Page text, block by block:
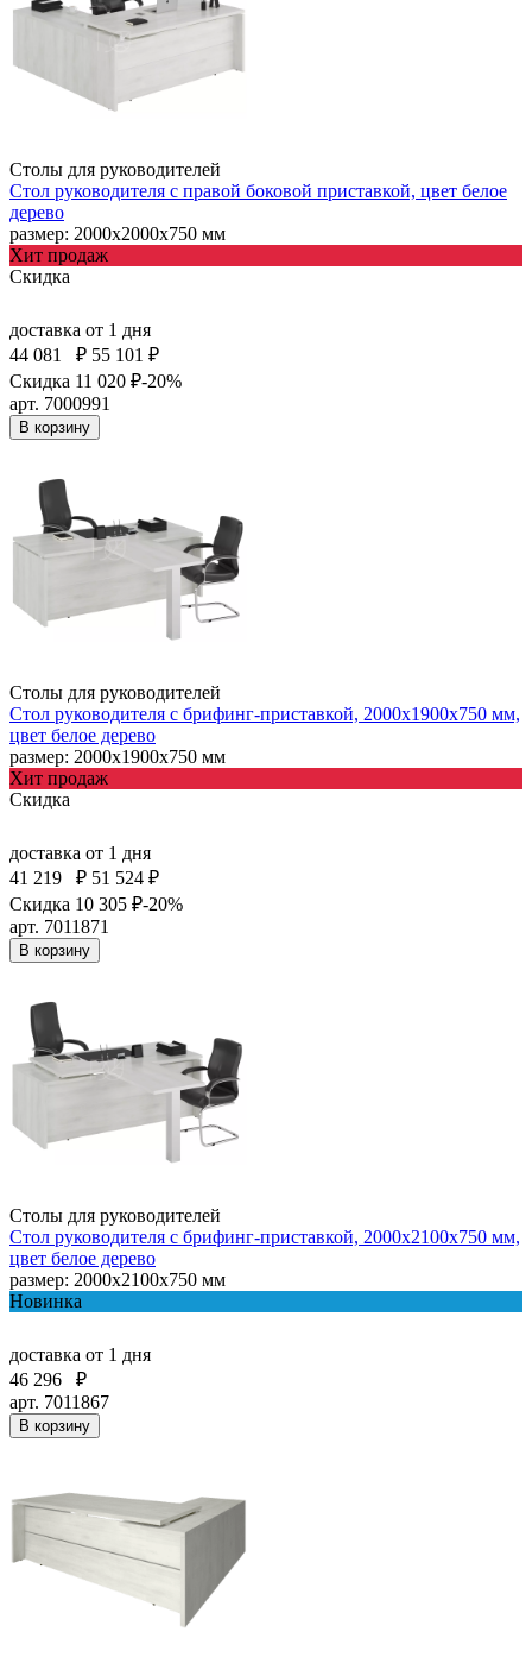
Столы для руководителей
Стол руководителя с правой боковой приставкой, цвет белое
дерево
размер: 2000х2000х750 мм
Хит продаж
Скидка
доставка от 1 дня
44 081
₽ 55 101 ₽
Скидка 11 020 ₽-20%
арт. 7000991
В корзину
Столы для руководителей
Стол руководителя с брифинг-приставкой, 2000х1900х750 мм,
цвет белое дерево
размер: 2000х1900х750 мм
Хит продаж
Скидка
доставка от 1 дня
41 219
₽ 51 524 ₽
Скидка 10 305 ₽-20%
арт. 7011871
В корзину
Столы для руководителей
Стол руководителя с брифинг-приставкой, 2000х2100х750 мм,
цвет белое дерево
размер: 2000х2100х750 мм
Новинка
доставка от 1 дня
46 296
₽
арт. 7011867
В корзину